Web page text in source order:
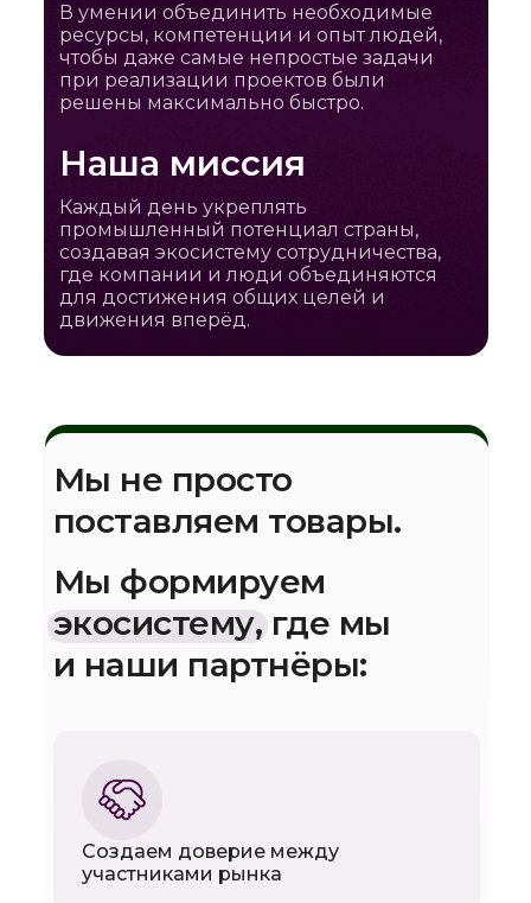
Наша миссия
Каждый день укреплять
промышленный потенциал страны,
создавая экосистему сотрудничества,
где компании и люди объединяются
для достижения общих целей и
движения вперёд.
В умении объединить необходимые
ресурсы, компетенции и опыт людей,
чтобы даже самые непростые задачи
при реализации проектов были
решены максимально быстро.
Мы не просто
поставляем товары.
Создаем доверие между
участниками рынка
Мы формируем
экосистему, где мы
и наши партнёры: